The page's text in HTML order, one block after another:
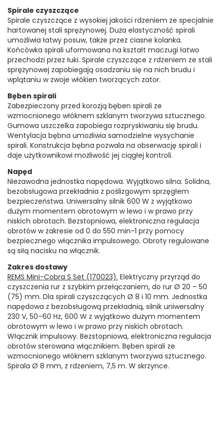
Spirale czyszczące
Spirale czyszczące z wysokiej jakości rdzeniem ze specjalnie
hartowanej stali sprężynowej. Duża elastyczność spirali
umożliwia łatwy posuw, także przez ciasne kolanka.
Końcówka spirali uformowana na kształt maczugi łatwo
przechodzi przez łuki. Spirale czyszczące z rdzeniem ze stali
sprężynowej zapobiegają osadzaniu się na nich brudu i
wplątaniu w zwoje włókien tworzących zator.
Bęben spirali
Zabezpieczony przed korozją bęben spirali ze
wzmocnionego włóknem szklanym tworzywa sztucznego.
Gumowa uszczelka zapobiega rozpryskiwaniu się brudu.
Wentylacja bębna umożliwia samodzielne wysychanie
spirali. Konstrukcja bębna pozwala na obserwację spirali i
daje użytkownikowi możliwość jej ciągłej kontroli.
Napęd
Niezawodna jednostka napędowa. Wyjątkowo silna. Solidna,
bezobsługowa przekładnia z poślizgowym sprzęgłem
bezpieczeństwa. Uniwersalny silnik 600 W z wyjątkowo
dużym momentem obrotowym w lewo i w prawo przy
niskich obrotach. Bezstopniowa, elektroniczna regulacja
obrotów w zakresie od 0 do 550 min-1 przy pomocy
bezpiecznego włącznika impulsowego. Obroty regulowane
są siłą nacisku na włącznik.
Zakres dostawy
REMS Mini-Cobra S Set (170023). Elektryczny przyrząd do
czyszczenia rur z szybkim przełączaniem, do rur Ø 20 – 50
(75) mm. Dla spirali czyszczących Ø 8 i 10 mm. Jednostka
napędowa z bezobsługową przekładnią, silnik uniwersalny
230 V, 50–60 Hz, 600 W z wyjątkowo dużym momentem
obrotowym w lewo i w prawo przy niskich obrotach.
Włącznik impulsowy. Bezstopniowa, elektroniczna regulacja
obrotów sterowana włącznikiem. Bęben spirali ze
wzmocnionego włóknem szklanym tworzywa sztucznego.
Spirala Ø 8 mm, z rdzeniem, 7,5 m. W skrzynce.